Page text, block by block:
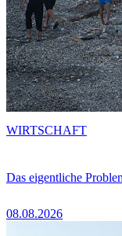
Das eigentliche
08.08.2026
WIRTSCHAFT